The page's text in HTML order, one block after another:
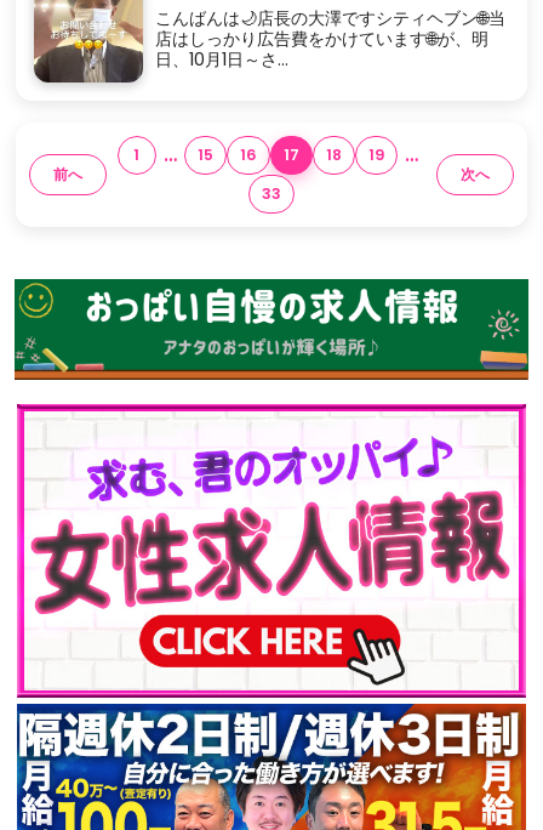
こんばんは🌙店長の大澤ですシティヘブン🌐当
店はしっかり広告費をかけています🌐が、明
日、10月1日～さ...
前へ
1 … 15 16 17 18 19 …
33
次へ